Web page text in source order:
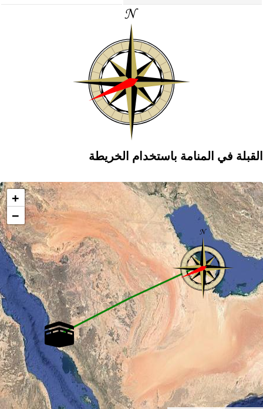
القبلة في المنامة باستخدام الخريطة
+
−